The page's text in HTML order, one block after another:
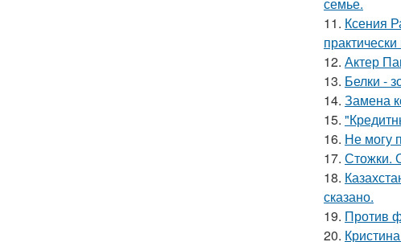
11. Ксения
12. Актер
13. Белки -
14. Замена
15.
16. Не могу
17. Стожки.
18.
сказано.
19. Против
20.